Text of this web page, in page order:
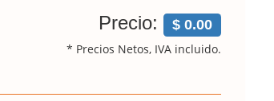
Precio: $ 0.00
* Precios Netos, IVA incluido.